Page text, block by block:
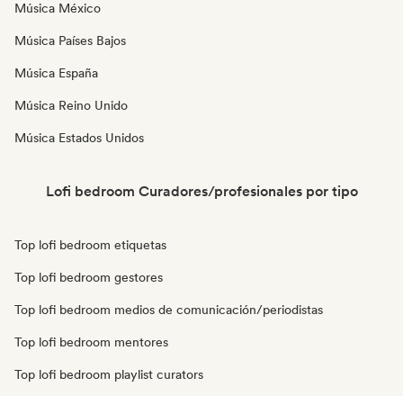
Música México
Música Países Bajos
Música España
Música Reino Unido
Música Estados Unidos
Lofi bedroom Curadores/profesionales por tipo
Top lofi bedroom etiquetas
Top lofi bedroom gestores
Top lofi bedroom medios de comunicación/periodistas
Top lofi bedroom mentores
Top lofi bedroom playlist curators